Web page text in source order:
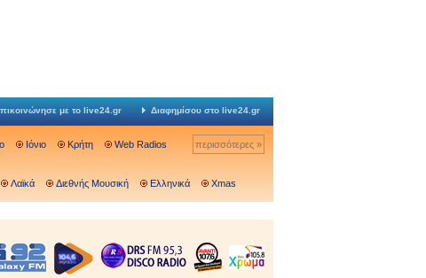
με το live24.gr Διαφημίσου στο live24.gr
Ιόνιο Κρήτη Web Radios περισσότερες »
Λαϊκά Διεθνής Μουσική Ελληνικά Xmas